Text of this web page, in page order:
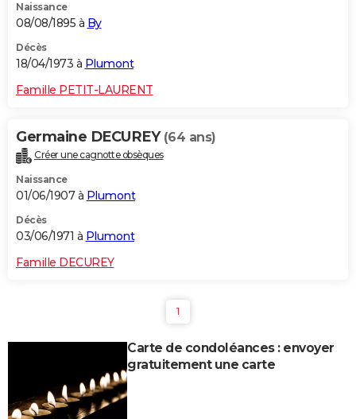
Naissance
08/08/1895 à By
Décès
18/04/1973 à Plumont
Famille PETIT-LAURENT
Germaine DECUREY (64 ans)
Créer une cagnotte obsèques
Naissance
01/06/1907 à Plumont
Décès
03/06/1971 à Plumont
Famille DECUREY
1
Carte de condoléances : envoyer
gratuitement une carte